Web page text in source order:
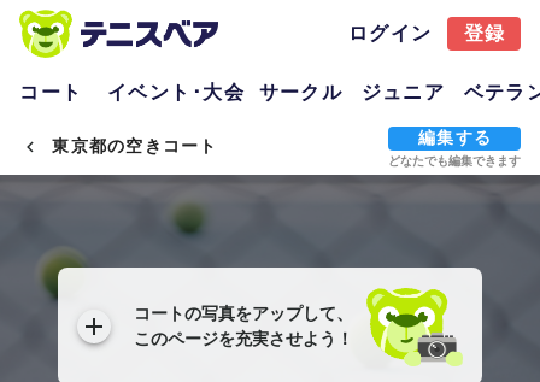
ログイン 登録
コート イベント･大会 サークル ジュニア ベテラ
東京都の空きコート 編集する
どなたでも編集できます
コートの写真をアップして、
このページを充実させよう！